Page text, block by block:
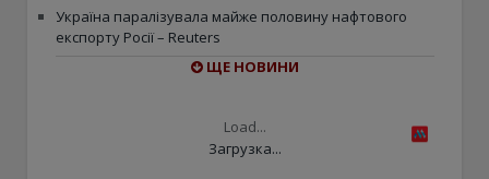
Україна паралізувала майже половину нафтового
експорту Росії – Reuters
ЩЕ НОВИНИ
Load...
Загрузка...